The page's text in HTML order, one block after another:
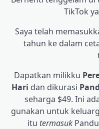
TikTok
Saya telah
tahun ke dalam
Dapatkan milikku
Hari dan dikurasi
seharga $49. Ini
gunakan untuk
itu termasuk